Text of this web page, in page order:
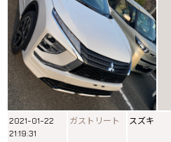
2021-01-22
21:19:31
ガストリート スズキ